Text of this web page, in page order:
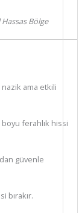
Hassas Bölge
nazik ama etkili
boyu ferahlık hissi
güvenle
bırakır.